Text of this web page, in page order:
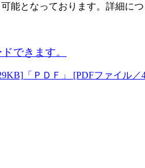
となっております。詳細に
できます。
「ＰＤＦ」 [PDFファイル／